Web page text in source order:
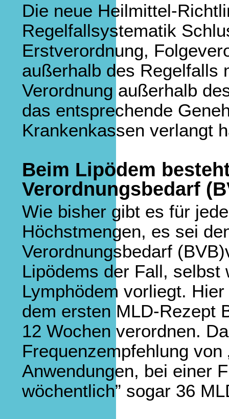
Die neue Heilmittel-
Regelfallsystematik
Erstverordnung,
außerhalb des Regelfalls
Verordnung außerhalb
das entsprechende
Krankenkassen verlangt
Beim Lipödem
Verordnungsbedarf
Wie bisher gibt es für
Höchstmengen, es sei
Verordnungsbedarf
Lipödems der Fall, selbst
Lymphödem vorliegt.
dem ersten MLD-Rezept
12 Wochen verordnen.
Frequenzempfehlung von
Anwendungen, bei einer
wöchentlich” sogar 36